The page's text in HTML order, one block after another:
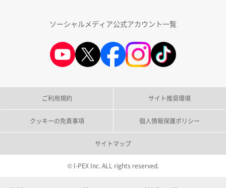
ソーシャルメディア公式アカウント一覧
ご利用規約 サイト推奨環境
クッキーの免責事項 個人情報保護ポリシー
サイトマップ
© I-PEX Inc. ALL rights reserved.